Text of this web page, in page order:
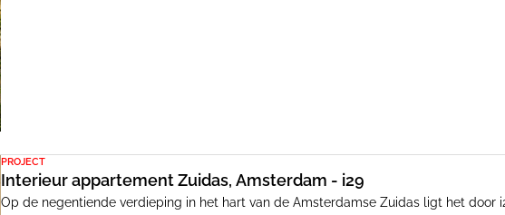
PROJECT
Interieur appartement Zuidas, Amsterdam - i29
Op de negentiende verdieping in het hart van de Amsterdamse Zuidas ligt het door